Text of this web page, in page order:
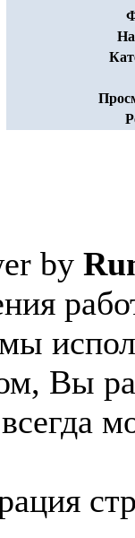
by
мы
Вы